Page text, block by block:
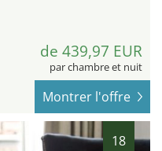
de 439,97 EUR
par chambre et nuit
Montrer l'offre
18